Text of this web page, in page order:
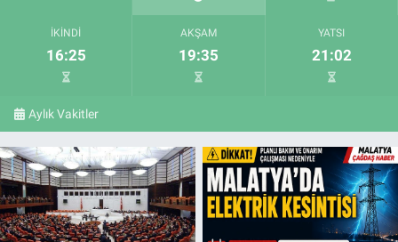
İKINDI
16:25
AKŞAM
19:35
YATSI
21:02
Aylık Vakitler